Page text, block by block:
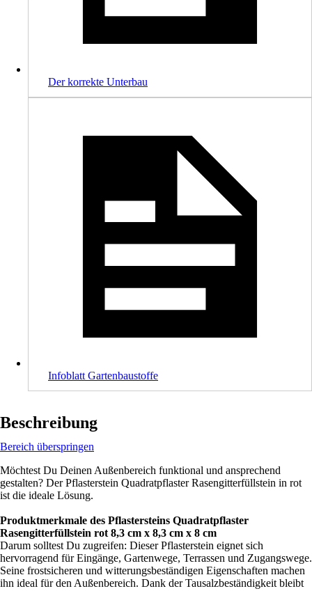
Der korrekte Unterbau
Infoblatt Gartenbaustoffe
Beschreibung
Bereich überspringen
Möchtest Du Deinen Außenbereich funktional und ansprechend
gestalten? Der Pflasterstein Quadratpflaster Rasengitterfüllstein in rot
ist die ideale Lösung.
Produktmerkmale des Pflastersteins Quadratpflaster
Rasengitterfüllstein rot 8,3 cm x 8,3 cm x 8 cm
Darum solltest Du zugreifen: Dieser Pflasterstein eignet sich
hervorragend für Eingänge, Gartenwege, Terrassen und Zugangswege.
Seine frostsicheren und witterungsbeständigen Eigenschaften machen
ihn ideal für den Außenbereich. Dank der Tausalzbeständigkeit bleibt